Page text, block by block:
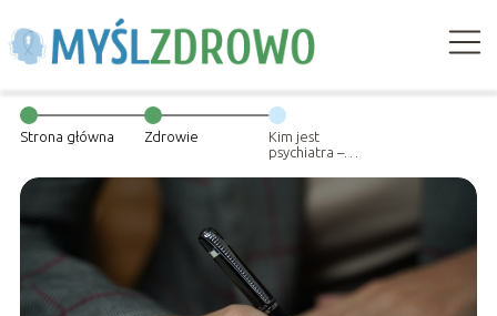
Strona główna Zdrowie
Kim jest
psychiatra –